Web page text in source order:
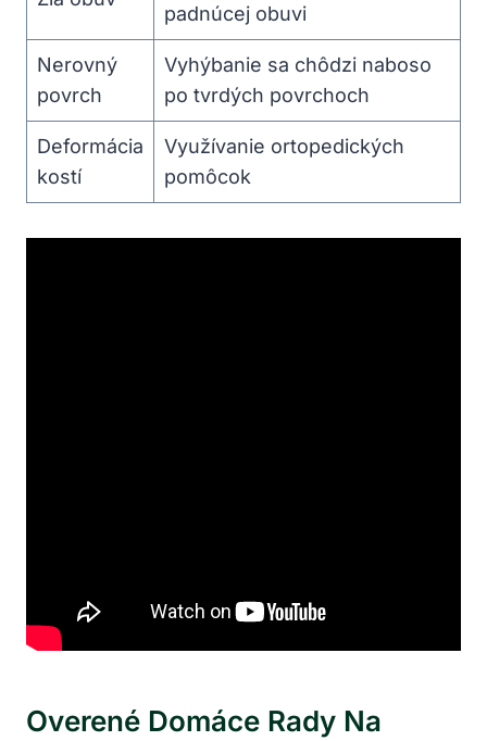
padnúcej obuvi
Nerovný
povrch
Vyhýbanie sa chôdzi naboso
po tvrdých povrchoch
Deformácia
kostí
Využívanie ortopedických
pomôcok
Overené Domáce Rady Na